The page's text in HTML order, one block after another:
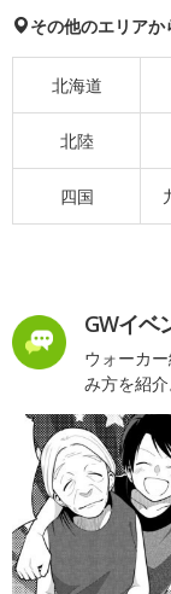
その他のエリアか
北海道
北陸
四国
GWイベ
ウォーカ
み方を紹